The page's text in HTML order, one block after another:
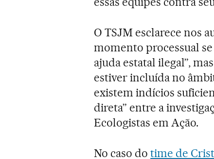
O TSJM esclarece nos
momento processual
ajuda estatal ilegal”,
estiver incluída no
existem indícios
direta” entre a
Ecologistas em Ação.
No caso dotime de